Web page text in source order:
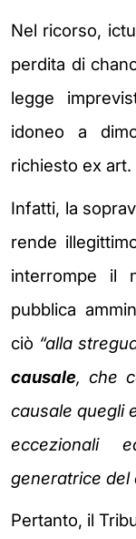
Nel ricorso,
perdita di
legge
idoneo a
richiesto ex
Infatti, la
rende
interrompe il
pubblica
ciò “alla
causale, che
causale quegli
eccezionali
generatrice del
Pertanto, il